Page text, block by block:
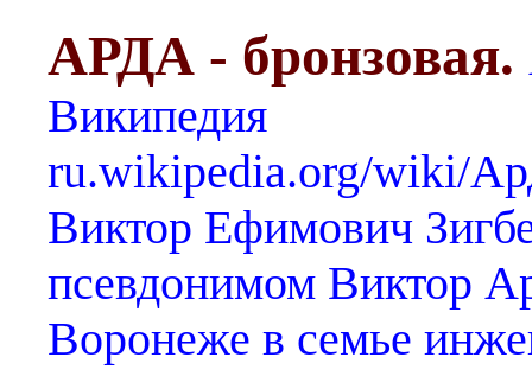
АРДА - бронзовая.
Википедия
ru.wikipedia.org/wiki/
Виктор Ефимович
псевдонимом Виктор
Воронеже в семье